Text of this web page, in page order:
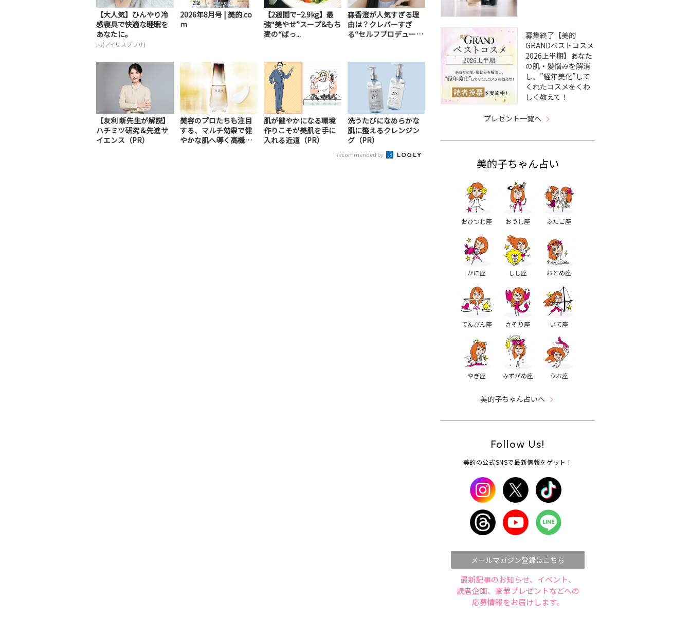
【大人気】ひんやり冷
感寝具で快適な睡眠を
あなたに。
PR(アイリスプラザ)
2026年8月号 | 美的.co
m
【2週間で−2.9kg】最
強“美やせ”スープ&もち
麦の“ばっ...
森香澄が人気すぎる理
由は？クレバーすぎ
る“セルフプロデュー
【友利 新先生が解説】
ハチミツ研究＆先進サ
イエンス（PR）
美容のプロたちも注目
する、マルチ効果で健
やかな肌へ導く高機能
肌が健やかになる環境
作りこそが美肌を手に
入れる近道（PR）
洗うたびになめらかな
肌に整えるクレンジン
グ（PR）
Recommended by
募集終了【美的
GRANDベストコスメ
2026上半期】あなた
の肌・髪悩みを解消
し、”経年美化”して
くれたコスメをくわ
しく教えて！
プレゼント一覧へ
美的子ちゃん占い
おひつじ座 おうし座 ふたご座
かに座 しし座 おとめ座
てんびん座 さそり座 いて座
やぎ座 みずがめ座 うお座
美的子ちゃん占いへ
Follow Us!
美的の公式SNSで最新情報をゲット！
メールマガジン登録はこちら
最新記事のお知らせ、イベント、
読者企画、豪華プレゼントなどへの
応募情報をお届けします。